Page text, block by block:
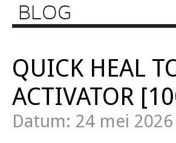
BLOG
QUICK HEAL
ACTIVATOR
Datum: 24 mei 2026